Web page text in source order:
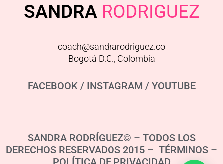
SANDRA RODRIGUEZ
coach@sandrarodriguez.co
Bogotá D.C., Colombia
FACEBOOK / INSTAGRAM / YOUTUBE
SANDRA RODRÍGUEZ© – TODOS LOS
DERECHOS RESERVADOS 2015 – TÉRMINOS –
POLÍTICA DE PRIVACIDAD